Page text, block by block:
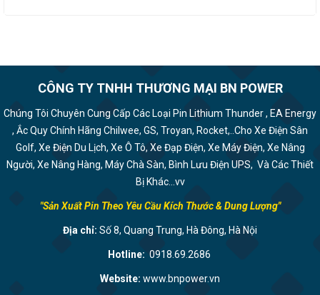
CÔNG TY TNHH THƯƠNG MẠI BN POWER
Chúng Tôi Chuyên Cung Cấp Các Loại Pin Lithium Thunder , EA Energy
, Ắc Quy Chính Hãng Chilwee, GS, Troyan, Rocket,..Cho Xe Điện Sân
Golf, Xe Điện Du Lịch, Xe Ô Tô, Xe Đạp Điện, Xe Máy Điện, Xe Nâng
Người, Xe Nâng Hàng, Máy Chà Sàn, Bình Lưu Điện UPS, Và Các Thiết
Bị Khác...vv
"Sản Xuất Pin Theo Yêu Cầu Kích Thước & Dung Lượng"
Địa chỉ: Số 8, Quang Trung, Hà Đông, Hà Nội
Hotline: 0918.69.2686
Website: www.bnpower.vn